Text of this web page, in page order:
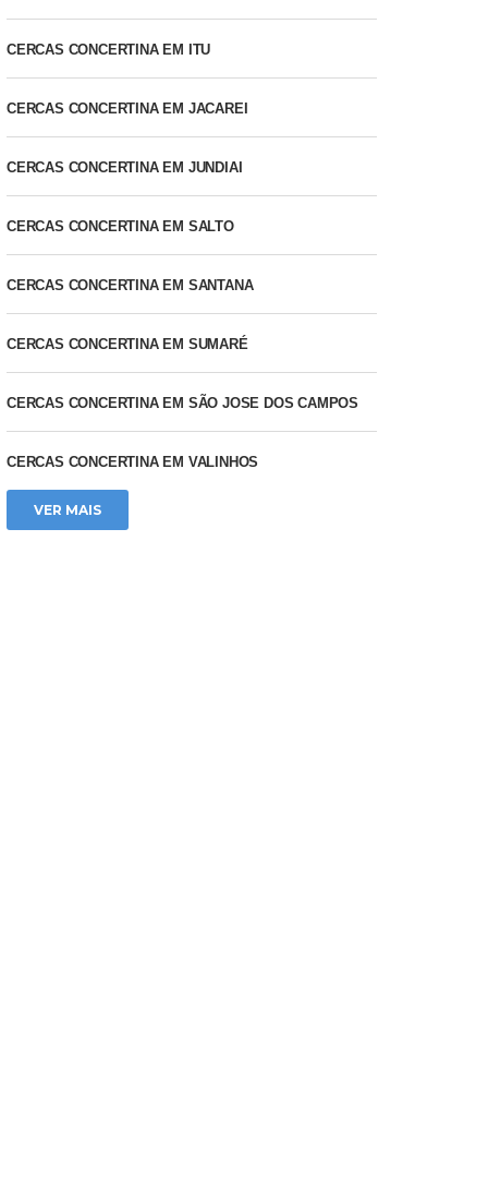
CERCAS CONCERTINA EM ITU
CERCAS CONCERTINA EM JACAREI
CERCAS CONCERTINA EM JUNDIAI
CERCAS CONCERTINA EM SALTO
CERCAS CONCERTINA EM SANTANA
CERCAS CONCERTINA EM SUMARÉ
CERCAS CONCERTINA EM SÃO JOSE DOS CAMPOS
CERCAS CONCERTINA EM VALINHOS
VER MAIS